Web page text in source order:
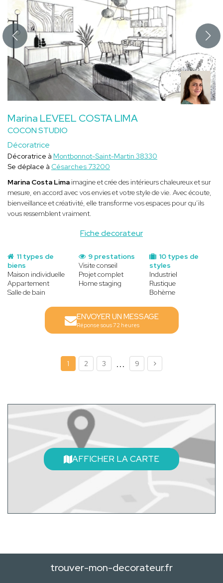
Marina LEVEEL COSTA LIMA
COCON STUDIO
Décoratrice
Fiche decorateur
Décoratrice à Montbonnot-Saint-Martin 38330
Se déplace à Césarches 73200
Marina Costa Limaimagine et crée des intérieurs chaleureux et sur
mesure, en accord avec vos envies et votre style de vie. Avec écoute,
bienveillance et créativité, elle transforme vos espaces pour qu’ils
vous ressemblent vraiment.
11 types de
biens
Maison individuelle
Appartement
Salle de bain
10 types de
styles
Industriel
Rustique
Bohème
9 prestations
Visite conseil
Projet complet
Home staging
ENVOYER UN MESSAGE
Réponse sous 72 heures
1 2 3 ... 9
AFFICHER LA CARTE
trouver-mon-decorateur.fr